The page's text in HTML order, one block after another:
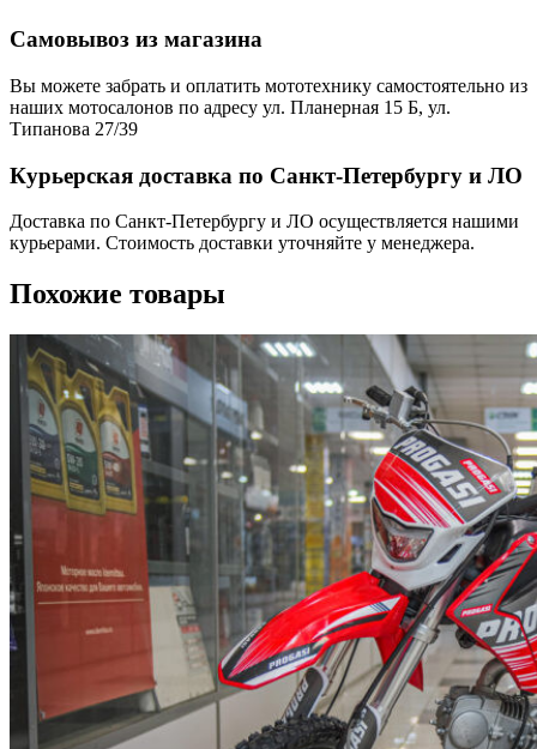
Самовывоз из магазина
Вы можете забрать и оплатить мототехнику самостоятельно из
наших мотосалонов по адресу ул. Планерная 15 Б, ул.
Типанова 27/39
Курьерская доставка по Санкт-Петербургу и ЛО
Доставка по Санкт-Петербургу и ЛО осуществляется нашими
курьерами. Стоимость доставки уточняйте у менеджера.
Похожие товары